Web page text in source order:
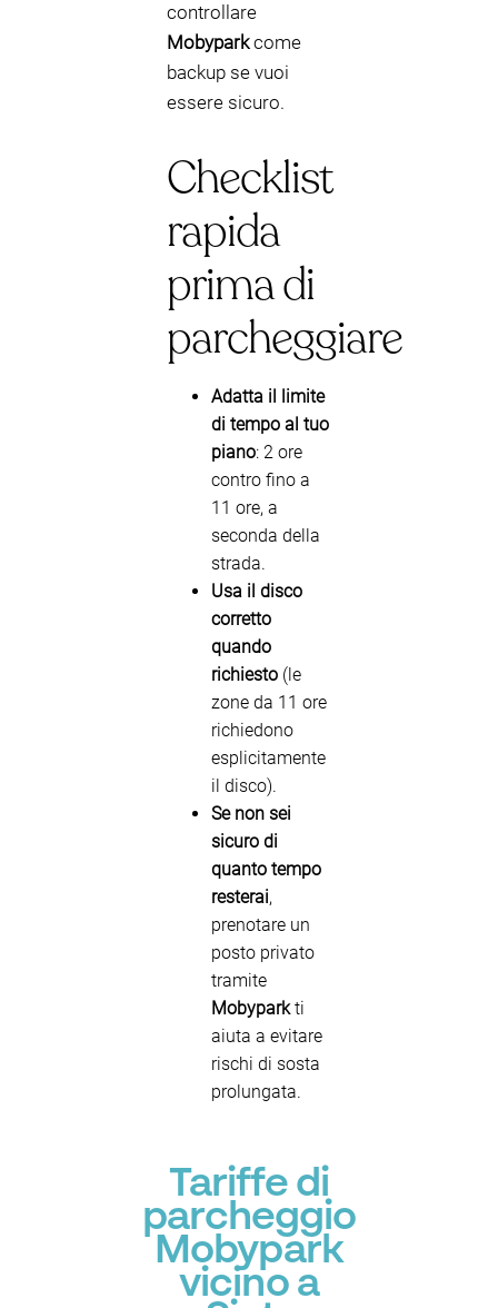
controllare
Mobyparkcome
backup se vuoi
essere sicuro.
Checklist
rapida
prima di
parcheggiare
Adatta il limite
di tempo al tuo
piano: 2 ore
contro fino a
11 ore, a
seconda della
strada.
Usa il disco
corretto
quando
richiesto (le
zone da 11 ore
richiedono
esplicitamente
il disco).
Se non sei
sicuro di
quanto tempo
resterai,
prenotare un
posto privato
tramite
Mobyparkti
aiuta a evitare
rischi di sosta
prolungata.
Tariffe di
parcheggio
Mobypark
vicino a